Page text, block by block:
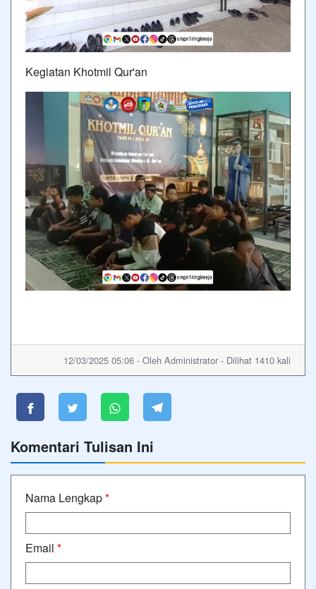
Kegiatan Khotmil Qur'an
12/03/2025 05:06 - Oleh Administrator - Dilihat 1410 kali
Komentari Tulisan Ini
Nama Lengkap*
Email *